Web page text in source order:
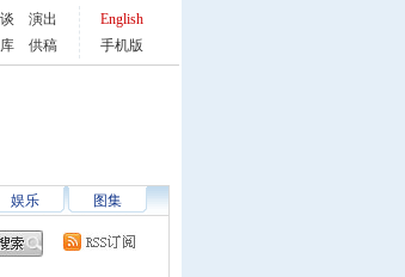
演出
供稿
English
手机版
图集
娱乐